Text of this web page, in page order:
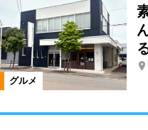
グルメ